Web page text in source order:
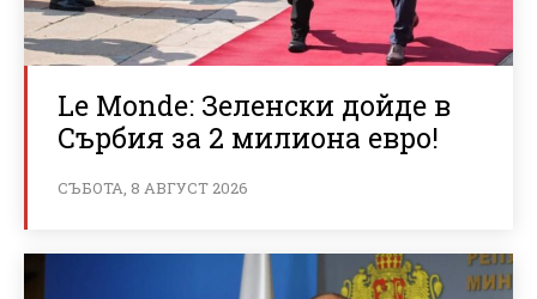
Le Monde: Зеленски дойде в
Сърбия за 2 милиона евро!
СЪБОТА, 8 АВГУСТ 2026